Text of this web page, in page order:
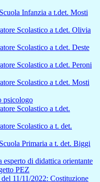
Infanzia a t.det. Mosti
Scolastico a t.det. Olivia
Scolastico a t.det. Deste
Scolastico a t.det. Peroni
Scolastico a t.det. Mosti
psicologo
Scolastico a t.det.
Scolastico a t. det.
Primaria a t. det. Biggi
di didattica orientante
PEZ
11/11/2022: Costituzione